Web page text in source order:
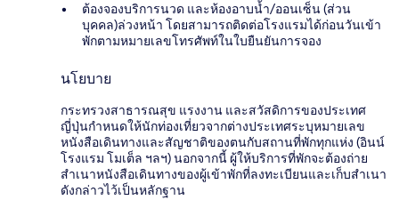
ต้องจองบริการนวด และห้องอาบน้ำ/ออนเซ็น (ส่วน
บุคคล)ล่วงหน้า โดยสามารถติดต่อโรงแรมได้ก่อนวันเข้า
พักตามหมายเลขโทรศัพท์ในใบยืนยันการจอง
นโยบาย
กระทรวงสาธารณสุข แรงงาน และสวัสดิการของประเทศ
ญี่ปุ่นกำหนดให้นักท่องเที่ยวจากต่างประเทศระบุหมายเลข
หนังสือเดินทางและสัญชาติของตนกับสถานที่พักทุกแห่ง (อินน์
โรงแรม โมเต็ล ฯลฯ) นอกจากนี้ ผู้ให้บริการที่พักจะต้องถ่าย
สำเนาหนังสือเดินทางของผู้เข้าพักที่ลงทะเบียนและเก็บสำเนา
ดังกล่าวไว้เป็นหลักฐาน